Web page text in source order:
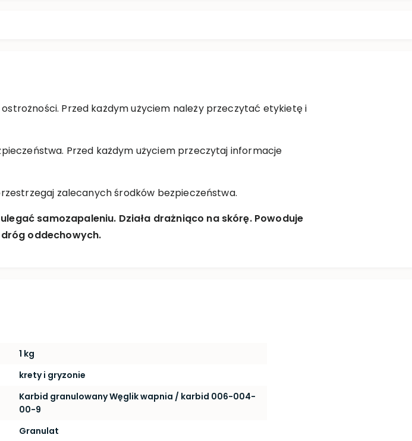
Przed każdym użyciem należy przeczytać etykietę i
Przed każdym użyciem przeczytaj informacje
zalecanych środków bezpieczeństwa.
samozapaleniu. Działa drażniąco na skórę. Powoduje
oddechowych.
1 kg
krety i gryzonie
Karbid granulowany Węglik wapnia / karbid 006-004-
00-9
Granulat